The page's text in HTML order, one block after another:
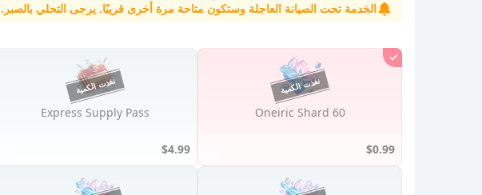
الخدمة تحت الصيانة العاجلة وستكون متاحة مرة أخرى قريبًا. يرجى التحلي بالصبر.
60 Oneiric Shard
$0.99
Express Supply Pass
$4.99